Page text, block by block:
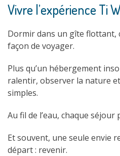
Vivre l’expérience Ti
Dormir dans un gîte flottant,
façon de voyager.
Plus qu’un hébergement
ralentir, observer la nature
simples.
Au fil de l’eau, chaque
Et souvent, une seule envie
départ : revenir.